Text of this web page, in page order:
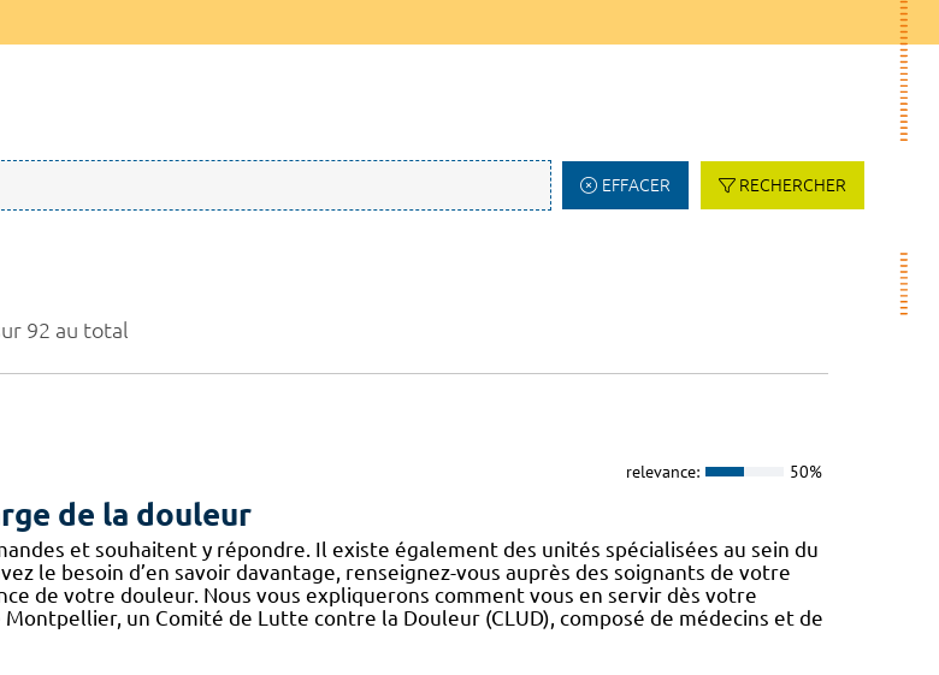
EFFACER RECHERCHER
92 au total
relevance: 50%
de la douleur
et souhaitent y répondre. Il existe également des unités spécialisées au sein du
le besoin d’en savoir davantage, renseignez-vous auprès des soignants de votre
de votre douleur. Nous vous expliquerons comment vous en servir dès votre
Montpellier, un Comité de Lutte contre la Douleur (CLUD), composé de médecins et de